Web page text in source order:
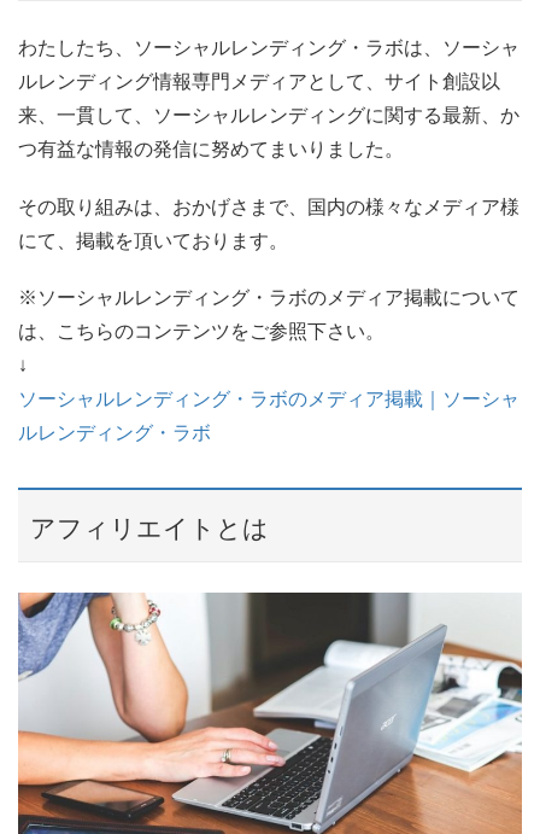
わたしたち、ソーシャルレンディング・ラボは、ソーシャ
ルレンディング情報専門メディアとして、サイト創設以
来、一貫して、ソーシャルレンディングに関する最新、か
つ有益な情報の発信に努めてまいりました。
その取り組みは、おかげさまで、国内の様々なメディア様
にて、掲載を頂いております。
※ソーシャルレンディング・ラボのメディア掲載について
は、こちらのコンテンツをご参照下さい。
↓
ソーシャルレンディング・ラボのメディア掲載｜ソーシャ
ルレンディング・ラボ
アフィリエイトとは